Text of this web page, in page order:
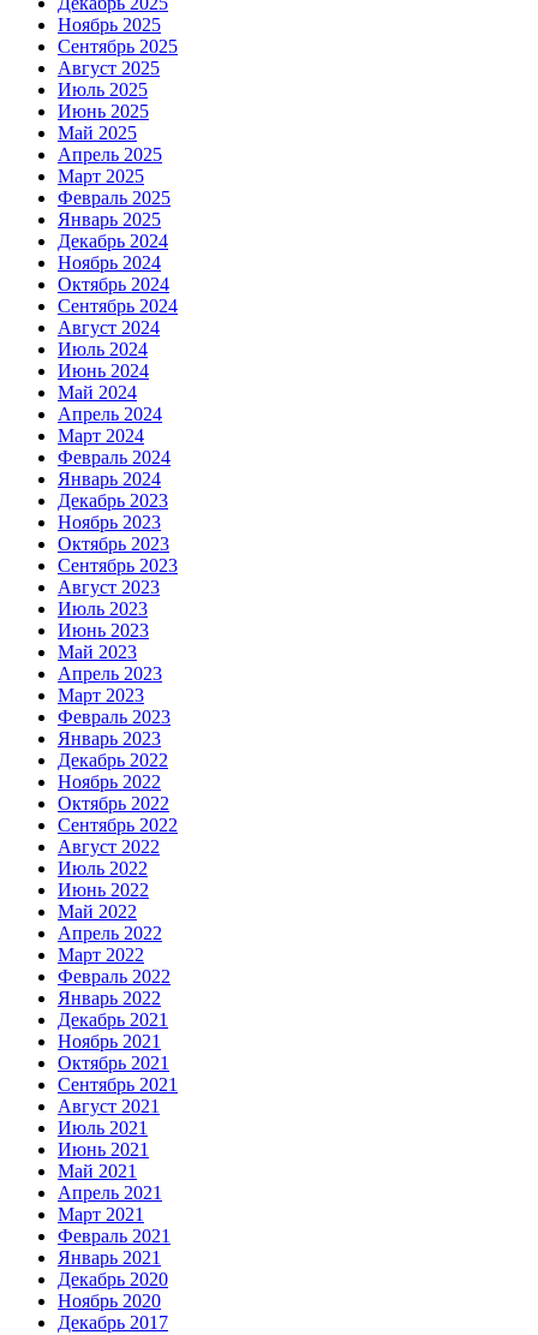
Ноябрь 2025
Сентябрь 2025
Август 2025
Июль 2025
Июнь 2025
Май 2025
Апрель 2025
Март 2025
Февраль 2025
Январь 2025
Декабрь 2024
Ноябрь 2024
Октябрь 2024
Сентябрь 2024
Август 2024
Июль 2024
Июнь 2024
Май 2024
Апрель 2024
Март 2024
Февраль 2024
Январь 2024
Декабрь 2023
Ноябрь 2023
Октябрь 2023
Сентябрь 2023
Август 2023
Июль 2023
Июнь 2023
Май 2023
Апрель 2023
Март 2023
Февраль 2023
Январь 2023
Декабрь 2022
Ноябрь 2022
Октябрь 2022
Сентябрь 2022
Август 2022
Июль 2022
Июнь 2022
Май 2022
Апрель 2022
Март 2022
Февраль 2022
Январь 2022
Декабрь 2021
Ноябрь 2021
Октябрь 2021
Сентябрь 2021
Август 2021
Июль 2021
Июнь 2021
Май 2021
Апрель 2021
Март 2021
Февраль 2021
Январь 2021
Декабрь 2020
Ноябрь 2020
Декабрь 2017